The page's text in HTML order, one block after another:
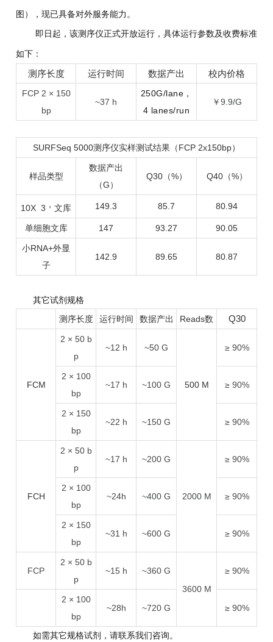
图），现已具备对外服务能力。
即日起，该测序仪正式开放运行，具体运行参数及收费标准
如下：
测序长度 运行时间 数据产出 校内价格
FCP 2 × 150
bp
~37 h
250G/lane，
4 lanes/run
￥9.9/G
SURFSeq 5000测序仪实样测试结果（FCP 2x150bp）
样品类型
数据产出
（G）
Q30（%） Q40（%）
10X 3 ， 文库 149.3 85.7 80.94
单细胞文库 147 93.27 90.05
小RNA+外显
子
142.9 89.65 80.87
其它试剂规格
测序长度
运行时间 数据产出 Reads数 Q30
FCM
2 × 50 b
p
~12 h ~50 G
500 M
≥ 90%
2 × 100
bp
~17 h ~100 G ≥ 90%
2 × 150
bp
~22 h ~150 G ≥ 90%
FCH
2 × 50 b
p
~17 h ~200 G
2000 M
≥ 90%
2 × 100
bp
~24h ~400 G ≥ 90%
2 × 150
bp
~31 h ~600 G ≥ 90%
FCP
2 × 50 b
p
~15 h
~360 G
3600 M
≥ 90%
2 × 100
bp
~28h ~720 G ≥ 90%
如需其它规格试剂，请联系我们咨询。